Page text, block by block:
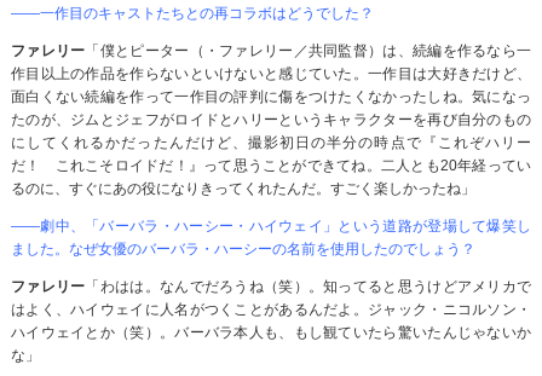
――一作目のキャストたちとの再コラボはどうでした？
ファレリー 「僕とピーター（・ファレリー／共同監督）は、続編を作るなら一
作目以上の作品を作らないといけないと感じていた。一作目は大好きだけど、
面白くない続編を作って一作目の評判に傷をつけたくなかったしね。気になっ
たのが、ジムとジェフがロイドとハリーというキャラクターを再び自分のもの
にしてくれるかだったんだけど、撮影初日の半分の時点で『これぞハリー
だ！ これこそロイドだ！』って思うことができてね。二人とも20年経ってい
るのに、すぐにあの役になりきってくれたんだ。すごく楽しかったね」
――劇中、「バーバラ・ハーシー・ハイウェイ」という道路が登場して爆笑し
ました。なぜ女優のバーバラ・ハーシーの名前を使用したのでしょう？
ファレリー 「わはは。なんでだろうね（笑）。知ってると思うけどアメリカで
はよく、ハイウェイに人名がつくことがあるんだよ。ジャック・ニコルソン・
ハイウェイとか（笑）。バーバラ本人も、もし観ていたら驚いたんじゃないか
な」